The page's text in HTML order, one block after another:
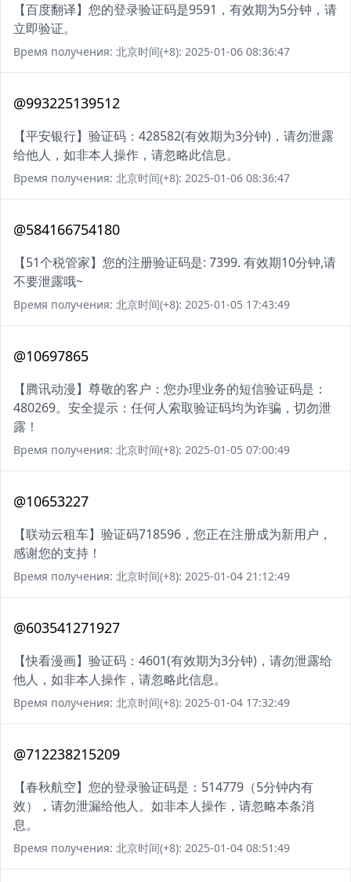
【百度翻译】您的登录验证码是9591，有效期为5分钟，请
立即验证。
Время получения: 北京时间(+8): 2025-01-06 08:36:47
@993225139512
【平安银行】验证码：428582(有效期为3分钟)，请勿泄露
给他人，如非本人操作，请忽略此信息。
Время получения: 北京时间(+8): 2025-01-06 08:36:47
@584166754180
【51个税管家】您的注册验证码是: 7399. 有效期10分钟,请
不要泄露哦~
Время получения: 北京时间(+8): 2025-01-05 17:43:49
@10697865
【腾讯动漫】尊敬的客户：您办理业务的短信验证码是：
480269。安全提示：任何人索取验证码均为诈骗，切勿泄
露！
Время получения: 北京时间(+8): 2025-01-05 07:00:49
@10653227
【联动云租车】验证码718596，您正在注册成为新用户，
感谢您的支持！
Время получения: 北京时间(+8): 2025-01-04 21:12:49
@603541271927
【快看漫画】验证码：4601(有效期为3分钟)，请勿泄露给
他人，如非本人操作，请忽略此信息。
Время получения: 北京时间(+8): 2025-01-04 17:32:49
@712238215209
【春秋航空】您的登录验证码是：514779（5分钟内有
效），请勿泄漏给他人。如非本人操作，请忽略本条消
息。
Время получения: 北京时间(+8): 2025-01-04 08:51:49